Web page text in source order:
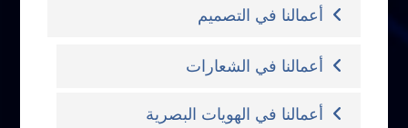
أعمالنا في التصميم
أعمالنا في الشعارات
أعمالنا في الهويات البصرية